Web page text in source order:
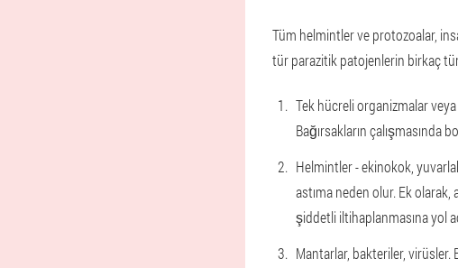
Tüm helmintler ve protozoalar,
tür parazitik patojenlerin birkaç
Tek hücreli organizmalar
Bağırsakların çalışmasında
Helmintler - ekinokok,
astıma neden olur. Ek
şiddetli iltihaplanmasına yol
Mantarlar, bakteriler, virüsler.